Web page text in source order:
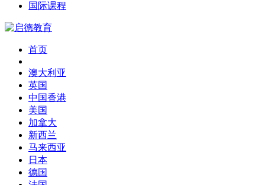
国际课程
首页
澳大利亚
英国
中国香港
美国
加拿大
新西兰
马来西亚
日本
德国